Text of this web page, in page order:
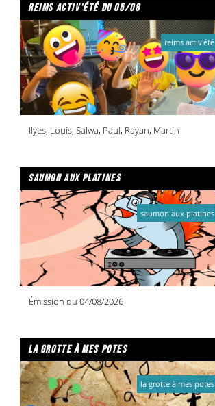
reims activ'été du 05/08
Ilyes, Louis, Salwa, Paul, Rayan, Martin
reims activ'été
saumon aux platines
Émission du 04/08/2026
saumon aux platines
la grotte à mes potes
la grotte à mes potes